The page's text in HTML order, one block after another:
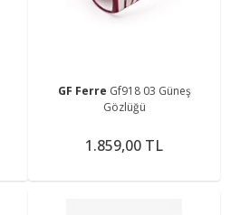
GF Ferre Gf918 03 Güneş
Gözlüğü
1.859,00 TL